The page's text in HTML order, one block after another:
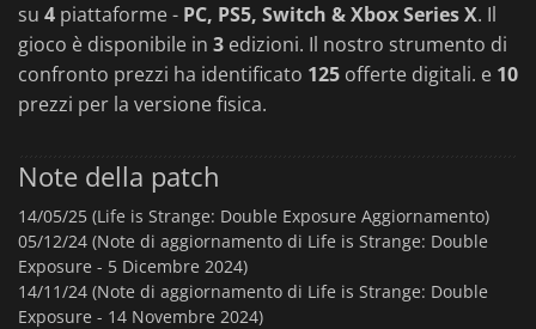
su 4 piattaforme - PC, PS5, Switch & Xbox Series X. Il
gioco è disponibile in 3 edizioni. Il nostro strumento di
confronto prezzi ha identificato 125 offerte digitali. e 10
prezzi per la versione fisica.
Note della patch
14/05/25 (Life is Strange: Double Exposure Aggiornamento)
05/12/24 (Note di aggiornamento di Life is Strange: Double
Exposure - 5 Dicembre 2024)
14/11/24 (Note di aggiornamento di Life is Strange: Double
Exposure - 14 Novembre 2024)